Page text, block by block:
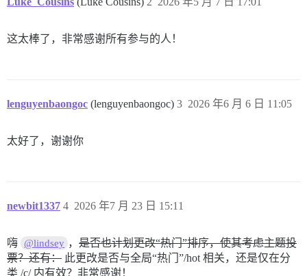
这太棒了，非常感谢所有参与的人！
lenguyenbaongoc (lenguyenbaongoc) 2026 年6 月 6 日 11:05
3
太好了，谢谢你
newbit1337 2026 年7 月 23 日 15:11
4
嗨 @lindsey ，是否也计划更改“热门”排序，使其考虑主题投
票？还有： 此更改是否与全局“热门”/hot 相关，还是仅在分
类 /c/ 内有效？非常感谢！